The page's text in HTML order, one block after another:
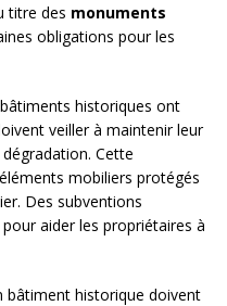
titre des monuments
obligations pour les
historiques ont
veiller à maintenir leur
Cette
mobiliers protégés
Des subventions
aider les propriétaires à
bâtiment historique doivent